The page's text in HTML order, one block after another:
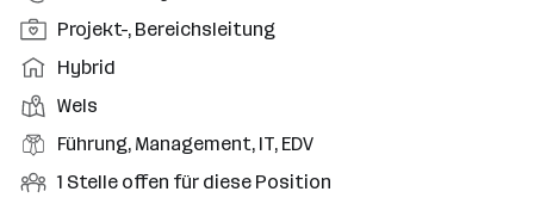
t
e
l
u
n
e
h
a
l
t
P
o
i
t
i
Projekt-, Bereichsleitung
A
r
b
e
i
Hybrid
D
i
n
Wels
B
e
Führung, Management, IT, EDV
O
1 Stelle offen für diese Position